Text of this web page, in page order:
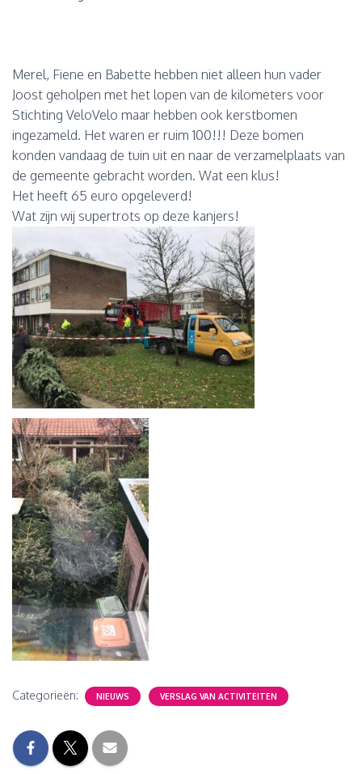
Merel, Fiene en Babette hebben niet alleen hun vader
Joost geholpen met het lopen van de kilometers voor
Stichting VeloVelo maar hebben ook kerstbomen
ingezameld. Het waren er ruim 100!!! Deze bomen
konden vandaag de tuin uit en naar de verzamelplaats van
de gemeente gebracht worden. Wat een klus!
Het heeft 65 euro opgeleverd!
Wat zijn wij supertrots op deze kanjers!
Categorieën: NIEUWS VERSLAG VAN ACTIVITEITEN